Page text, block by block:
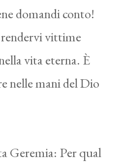
domandi conto!
vittime
vita eterna. È
nelle mani del Dio
Geremia: Per qual